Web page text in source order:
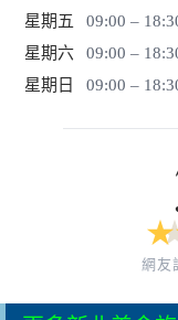
星期五
09:00 –
星期六
09:00 –
星期日
09:00 –
★
網友